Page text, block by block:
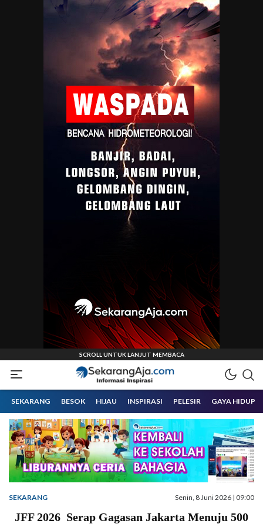
Sekarangaja
Informasi Inspirasi Malang Raya
SEKARANG BESOK HIJAU INSPIRASI PELESIR GAYA HIDUP
SEKARANG Senin, 8 Juni 2026 | 09:00
JFF 2026 Serap Gagasan Jakarta Menuju 500